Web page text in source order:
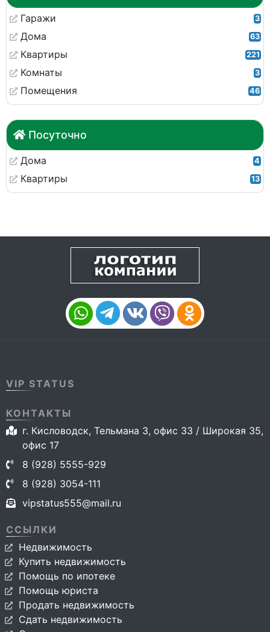
Гаражи 3
Дома 63
Квартиры 221
Комнаты 3
Помещения 46
Посуточно
Дома 4
Квартиры 13
VIP STATUS
КОНТАКТЫ
г. Кисловодск, Тельмана 3, офис 33 / Широкая 35,
офис 17
8 (928) 5555-929
8 (928) 3054-111
vipstatus555@mail.ru
ССЫЛКИ
Недвижимость
Купить недвижимость
Помощь по ипотеке
Помощь юриста
Продать недвижимость
Сдать недвижимость